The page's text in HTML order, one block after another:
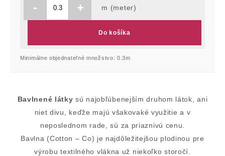
- + m (meter)
Do košíka
Minimálne objednateľné množstvo: 0.3m
Bavlnené látkysú najobľúbenejším druhom látok, ani
niet divu, keďže majú všakovaké využitie a v
neposlednom rade, sú za priaznivú cenu.
Bavlna (Cotton – Co) je najdôležitejšou plodinou pre
výrobu textilného vlákna už niekoľko storočí.